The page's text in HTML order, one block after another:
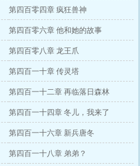
第四百零四章 疯狂兽神
第四百零六章 他和她的故事
第四百零八章 龙王爪
第四百一十章 传灵塔
第四百一十二章 再临落日森林
第四百一十四章 冬儿，我来了
第四百一十六章 新兵唐冬
第四百一十八章 弟弟？